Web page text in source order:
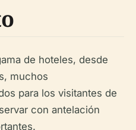
de hoteles, desde
muchos
para los visitantes de
con antelación